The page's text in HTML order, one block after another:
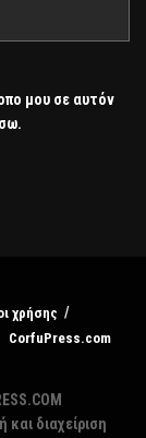
μου σε αυτόν
χρήσης
CorfuPress.com
διαχείριση